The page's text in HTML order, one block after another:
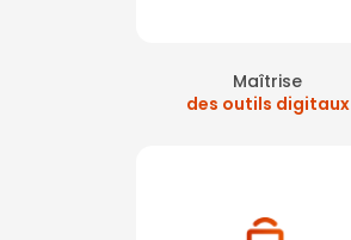
Maîtrise
des outils digitaux